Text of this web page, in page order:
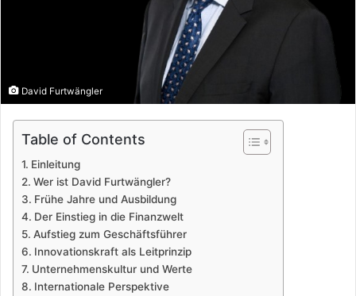
David Furtwängler
Table of Contents
Einleitung
Wer ist David Furtwängler?
Frühe Jahre und Ausbildung
Der Einstieg in die Finanzwelt
Aufstieg zum Geschäftsführer
Innovationskraft als Leitprinzip
Unternehmenskultur und Werte
Internationale Perspektive